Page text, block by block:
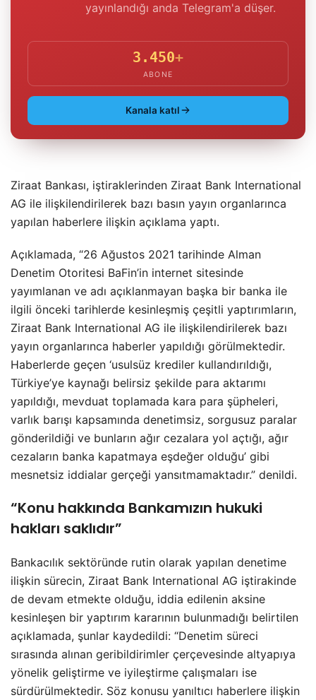
yayınlandığı anda Telegram'a düşer.
3.450+
ABONE
Kanala katıl
Ziraat Bankası, iştiraklerinden Ziraat Bank International
AG ile ilişkilendirilerek bazı basın yayın organlarınca
yapılan haberlere ilişkin açıklama yaptı.
Açıklamada, “26 Ağustos 2021 tarihinde Alman
Denetim Otoritesi BaFin’in internet sitesinde
yayımlanan ve adı açıklanmayan başka bir banka ile
ilgili önceki tarihlerde kesinleşmiş çeşitli yaptırımların,
Ziraat Bank International AG ile ilişkilendirilerek bazı
yayın organlarınca haberler yapıldığı görülmektedir.
Haberlerde geçen ‘usulsüz krediler kullandırıldığı,
Türkiye’ye kaynağı belirsiz şekilde para aktarımı
yapıldığı, mevduat toplamada kara para şüpheleri,
varlık barışı kapsamında denetimsiz, sorgusuz paralar
gönderildiği ve bunların ağır cezalara yol açtığı, ağır
cezaların banka kapatmaya eşdeğer olduğu’ gibi
mesnetsiz iddialar gerçeği yansıtmamaktadır.” denildi.
“Konu hakkında Bankamızın hukuki
hakları saklıdır”
Bankacılık sektöründe rutin olarak yapılan denetime
ilişkin sürecin, Ziraat Bank International AG iştirakinde
de devam etmekte olduğu, iddia edilenin aksine
kesinleşen bir yaptırım kararının bulunmadığı belirtilen
açıklamada, şunlar kaydedildi: “Denetim süreci
sırasında alınan geribildirimler çerçevesinde altyapıya
yönelik geliştirme ve iyileştirme çalışmaları ise
sürdürülmektedir. Söz konusu yanıltıcı haberlere ilişkin